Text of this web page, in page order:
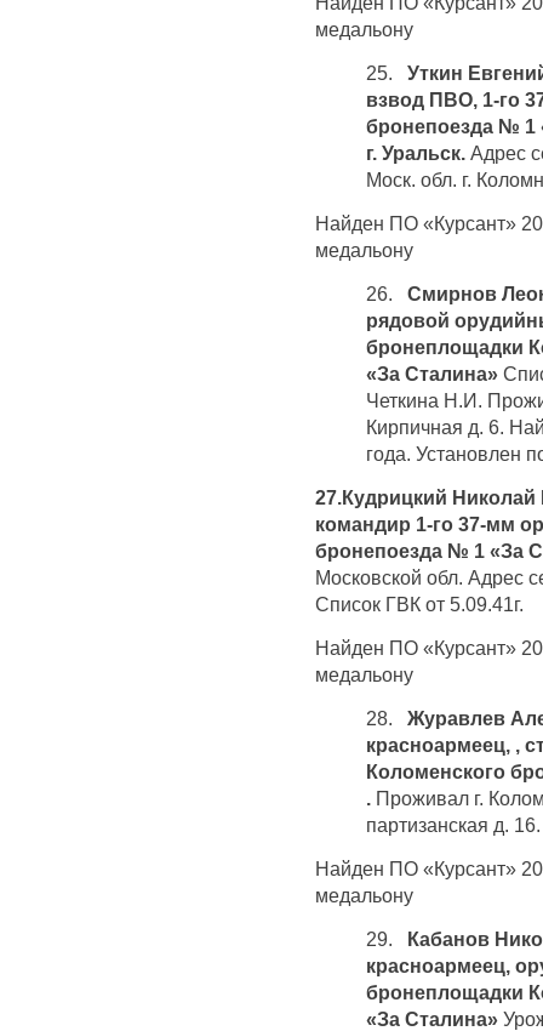
медальону
25. Уткин
взвод ПВО, 1-го
бронепоезда № 1
г. Уральск. Адрес
Моск. обл. г.
Найден ПО «Курсант»
медальону
26. Смирнов
рядовой
бронеплощадки
«За Сталина»
Четкина Н.И.
Кирпичная д. 6.
года. Установлен
27.Кудрицкий Николай
командир 1-го 37-мм
бронепоезда № 1 «За
Московской обл. Адрес
Список ГВК от 5.09.41г.
Найден ПО «Курсант»
медальону
28. Журавлев
красноармеец, ,
Коломенского
Проживал г.
партизанская д. 16.
Найден ПО «Курсант»
медальону
29. Кабанов
красноармеец,
бронеплощадки
«За Сталина»